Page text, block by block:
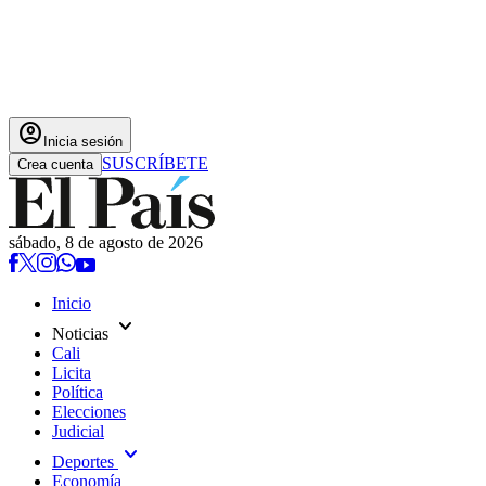
account_circle Inicia sesión
Crea cuenta SUSCRÍBETE
sábado, 8 de agosto de 2026
Inicio
Noticias expand_more
Cali
Licita
Política
Elecciones
Judicial
Deportes expand_more
Economía